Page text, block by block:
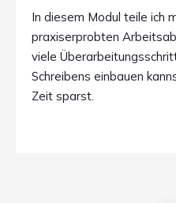
In diesem Modul teile ich
praxiserprobten
viele
Schreibens einbauen
Zeit sparst.